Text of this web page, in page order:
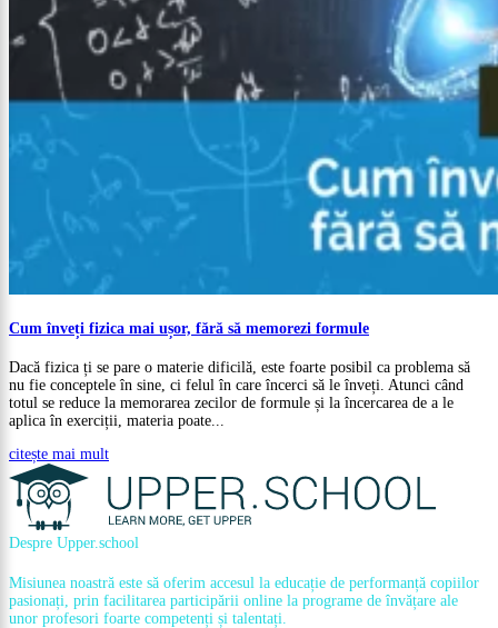
Cum înveți fizica mai ușor, fără să memorezi formule
Dacă fizica ți se pare o materie dificilă, este foarte posibil ca problema să
nu fie conceptele în sine, ci felul în care încerci să le înveți. Atunci când
totul se reduce la memorarea zecilor de formule și la încercarea de a le
aplica în exerciții, materia poate...
citește mai mult
Despre Upper.school
Misiunea noastră este să oferim accesul la educație de performanță copiilor
pasionați, prin facilitarea participării online la programe de învățare ale
unor profesori foarte competenți și talentați.